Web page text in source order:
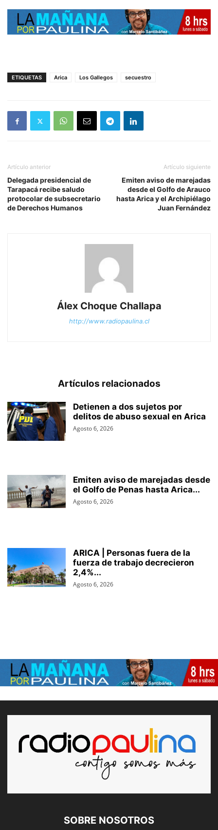
ETIQUETAS Arica Los Gallegos secuestro
Artículo anterior
Delegada presidencial de
Tarapacá recibe saludo
protocolar de subsecretario
de Derechos Humanos
Artículo siguiente
Emiten aviso de marejadas
desde el Golfo de Arauco
hasta Arica y el Archipiélago
Juan Fernández
Álex Choque Challapa
http://www.radiopaulina.cl
Artículos relacionados
Detienen a dos sujetos por
delitos de abuso sexual en Arica
Agosto 6, 2026
Emiten aviso de marejadas desde
el Golfo de Penas hasta Arica...
Agosto 6, 2026
ARICA | Personas fuera de la
fuerza de trabajo decrecieron
2,4%...
Agosto 6, 2026
SOBRE NOSOTROS